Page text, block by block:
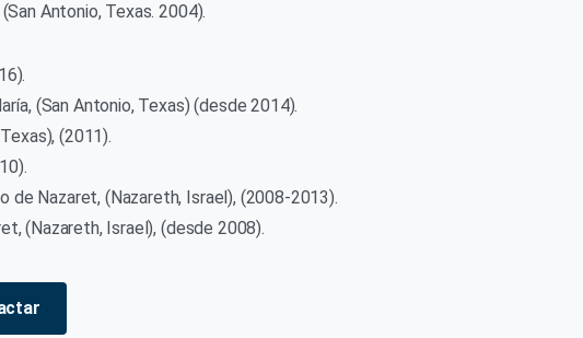
Antonio, Texas. 2004).
(San Antonio, Texas) (desde 2014).
(2011).
de Nazaret, (Nazareth, Israel), (2008-2013).
(Nazareth, Israel), (desde 2008).